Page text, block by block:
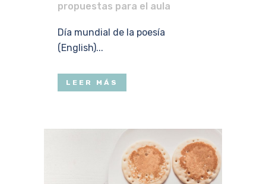
propuestas para el aula
Día mundial de la poesía
(English)...
LEER MÁS